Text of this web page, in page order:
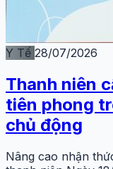
Y Tế 28/07/2026
Thanh niên
tiên phong
chủ động
Nâng cao nhận